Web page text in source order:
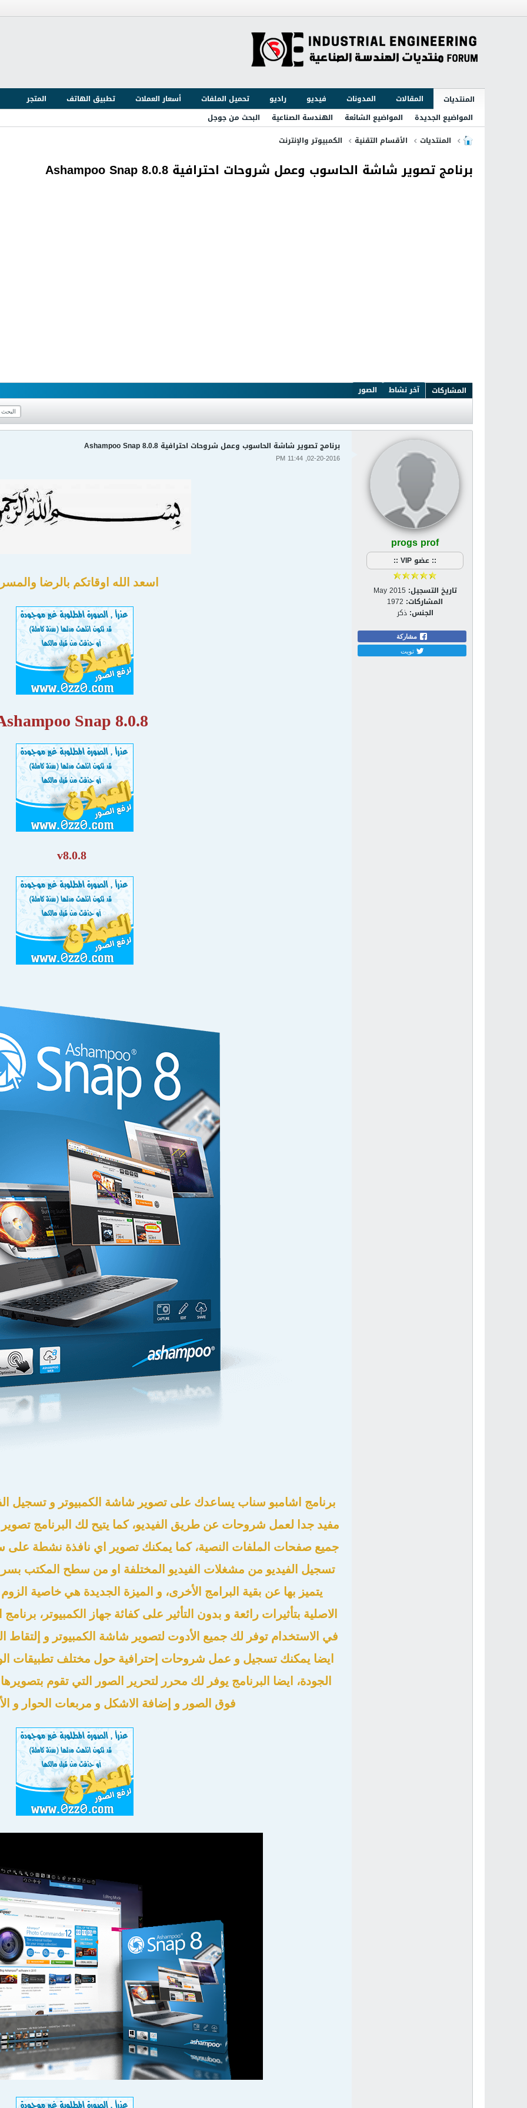
المنتديات المقالات المدونات فيديو راديو تحميل الملفات أسعار العملات تطبيق الهاتف
المتجر
المواضيع الجديدة
المواضيع الشائعة الهندسة الصناعية
البحث من جوجل
المنتديات
الأقسام التقنية الكمبيوتر والإنترنت
برنامج تصوير شاشة الحاسوب وعمل شروحات احترافية Ashampoo Snap 8.0.8
المشاركات آخر نشاط الصور
progs prof
:: عضو VIP ::
تاريخ التسجيل: May 2015
المشاركات: 1972
الجنس: ذكر
مشاركة
تويت
برنامج تصوير شاشة الحاسوب وعمل شروحات احترافية Ashampoo Snap 8.0.8
02-20-2016, 11:44 PM
اسعد الله اوقاتكم بالرضا
Snap 8.0.8
v8.0.8
برنامج اشامبو سناب يساعدك على تصوير شاشة الكمبيوتر و تسجيل
مفيد جدا لعمل شروحات عن طريق الفيديو، كما يتيح لك البرنامج
جميع صفحات الملفات النصية، كما يمكنك تصوير اي نافذة نشطة على
تسجيل الفيديو من مشغلات الفيديو المختلفة او من سطح المكتب
يتميز بها عن بقية البرامج الأخرى، و الميزة الجديدة هي خاصية
الاصلية بتأثيرات رائعة و بدون التأثير على كفائة جهاز الكمبيوتر،
في الاستخدام توفر لك جميع الأدوت لتصوير شاشة الكمبيوتر و
الجودة، ايضا البرنامج يوفر لك محرر لتحرير الصور التي تقوم
فوق الصور و إضافة الاشكل و مربعات الحوار و